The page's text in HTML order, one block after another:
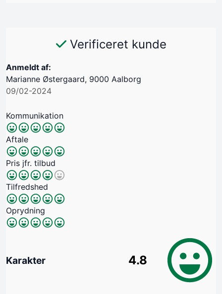
Verificeret kunde
Anmeldt af:
Marianne Østergaard, 9000 Aalborg
09/02-2024
Kommunikation
Aftale
Pris jfr. tilbud
Tilfredshed
Oprydning
Karakter 4.8